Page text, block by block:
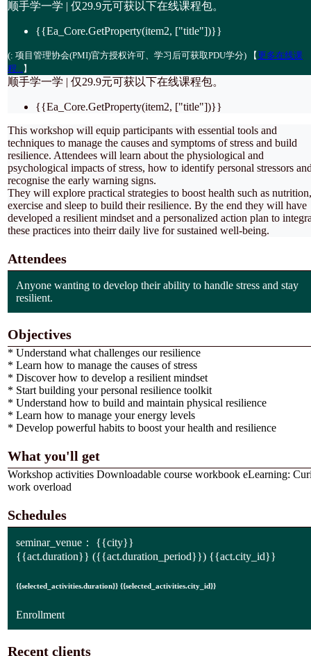
顺手学一学 | 仅29.9元可获以下在线课程包。
{{Ea_Core.GetProperty(item2, ["title"])}}
(: 项目管理协会(PMI)官方授权许可、学习后可获取PDU学分) 【更多在线课
程...】
顺手学一学 | 仅29.9元可获以下在线课程包。
{{Ea_Core.GetProperty(item2, ["title"])}}
This workshop will equip participants with essential tools and
techniques to manage the causes and symptoms of stress and build
resilience. Attendees will learn about the physiological and
psychological impacts of stress, how to identify personal stressors
recognise the early warning signs.
They will explore practical strategies to boost health such as nutrition,
exercise and sleep to build their resilience. By the end they will have
developed a resilient mindset and a personalized action plan to
these practices into theirr daily live for sustained well-being.
Attendees
Anyone wanting to develop their ability to handle stress and stay
resilient.
Objectives
* Understand what challenges our resilience
* Learn how to manage the causes of stress
* Discover how to develop a resilient mindset
* Start building your personal resilience toolkit
* Understand how to build and maintain physical resilience
* Learn how to manage your energy levels
* Develop powerful habits to boost your health and resilience
What you'll get
Workshop activities Downloadable course workbook eLearning:
work overload
Schedules
seminar_venue： {{city}}
{{act.duration}} ({{act.duration_period}}) {{act.city_id}}
{{selected_activities.duration}} {{selected_activities.city_id}}
Enrollment
Recent clients